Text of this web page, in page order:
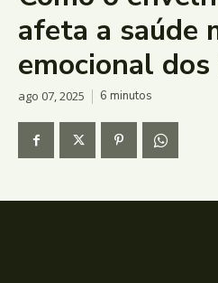
afeta a saúde
emocional dos
ago 07, 2025 6 minutos